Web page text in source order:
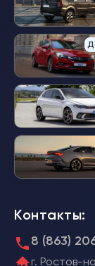
Контакты:
8 (863)
г. Ростов-